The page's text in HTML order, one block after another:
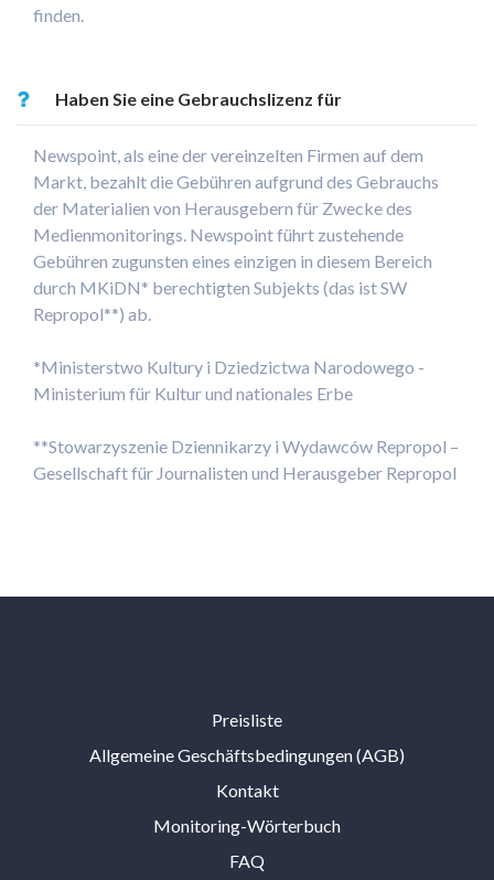
finden.
Haben Sie eine Gebrauchslizenz für
Pressematerialien, die eine Garantie des
rechtmäßigen Presseinhaltsgebrauchs ist?
Newspoint, als eine der vereinzelten Firmen auf dem
Markt, bezahlt die Gebühren aufgrund des Gebrauchs
der Materialien von Herausgebern für Zwecke des
Medienmonitorings. Newspoint führt zustehende
Gebühren zugunsten eines einzigen in diesem Bereich
durch MKiDN* berechtigten Subjekts (das ist SW
Repropol**) ab.
*Ministerstwo Kultury i Dziedzictwa Narodowego -
Ministerium für Kultur und nationales Erbe
**Stowarzyszenie Dziennikarzy i Wydawców Repropol –
Gesellschaft für Journalisten und Herausgeber Repropol
Preisliste
Allgemeine Geschäftsbedingungen (AGB)
Kontakt
Monitoring-Wörterbuch
FAQ